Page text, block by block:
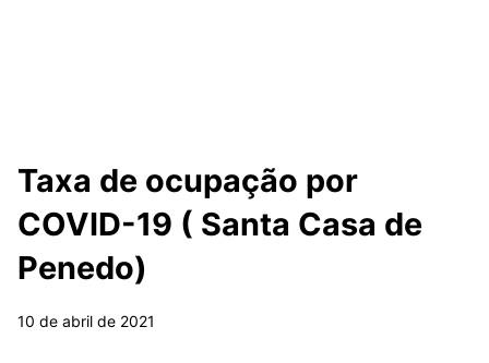
Taxa de ocupação por
COVID-19 ( Santa Casa de
Penedo)
10 de abril de 2021